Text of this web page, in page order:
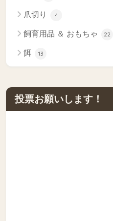
爪切り 4
飼育用品 ＆ おもちゃ 22
餌 13
投票お願いします！